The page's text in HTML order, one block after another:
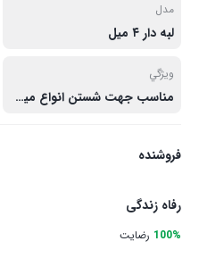
مدل
لبه دار ۴ میل
ويژگي
مناسب جهت شستن انواع میوه گوشت سبزی و …. دارای استیل فوق العاده سبک با کیفیت عالی مدل لبه دار بالاترین کیفیت بدون خم شدگی در بین تمامی مدل های موجود شرکت یونیک مقام در برابر ضربه و فرسودگی دارای طراحی بسیار شیک و با کیفیت بالا ساخته شده از استیل با الیاژ ۱۸٫۱۰ اصلی استیل ضد زنگ با مارک حکاکی شده در که لگن قابل شستشو در ظرفشویی
فروشنده
رفاه زندگی
100% رضایت